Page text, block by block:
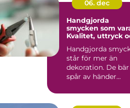
06. dec
Handgjorda
smycken som
Kvalitet, uttryck
Handgjorda
står för mer än
dekoration. De bär
spår av händer...